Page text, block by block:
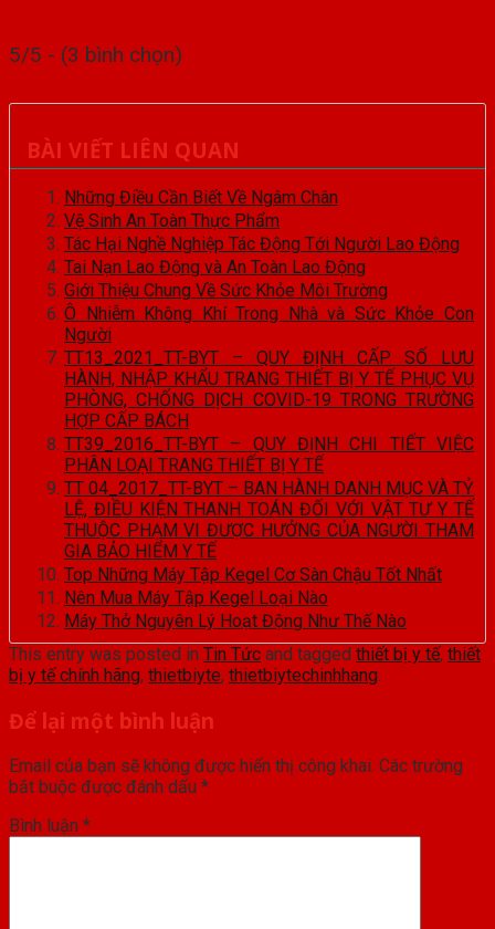
5/5 - (3 bình chọn)
BÀI VIẾT LIÊN QUAN
Những Điều Cần Biết Về Ngâm Chân
Vệ Sinh An Toàn Thực Phẩm
Tác Hại Nghề Nghiệp Tác Động Tới Người Lao Động
Tai Nạn Lao Động và An Toàn Lao Động
Giới Thiệu Chung Về Sức Khỏe Môi Trường
Ô Nhiễm Không Khí Trong Nhà và Sức Khỏe Con
Người
TT13_2021_TT-BYT – QUY ĐỊNH CẤP SỐ LƯU
HÀNH, NHẬP KHẨU TRANG THIẾT BỊ Y TẾ PHỤC VỤ
PHÒNG, CHỐNG DỊCH COVID-19 TRONG TRƯỜNG
HỢP CẤP BÁCH
TT39_2016_TT-BYT – QUY ĐỊNH CHI TIẾT VIỆC
PHÂN LOẠI TRANG THIẾT BỊ Y TẾ
TT 04_2017_TT-BYT – BAN HÀNH DANH MỤC VÀ TỶ
LỆ, ĐIỀU KIỆN THANH TOÁN ĐỐI VỚI VẬT TƯ Y TẾ
THUỘC PHẠM VI ĐƯỢC HƯỞNG CỦA NGƯỜI THAM
GIA BẢO HIỂM Y TẾ
Top Những Máy Tập Kegel Cơ Sàn Chậu Tốt Nhất
Nên Mua Máy Tập Kegel Loại Nào
Máy Thở Nguyên Lý Hoạt Động Như Thế Nào
This entry was posted in Tin Tức and tagged thiết bị y tế, thiết
bị y tế chính hãng, thietbiyte, thietbiytechinhhang.
Để lại một bình luận
Email của bạn sẽ không được hiển thị công khai. Các trường
bắt buộc được đánh dấu *
Bình luận *